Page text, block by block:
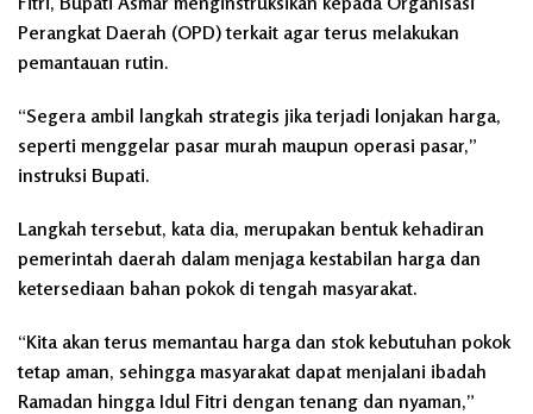
Perangkat Daerah (OPD) terkait agar terus melakukan
pemantauan rutin.
“Segera ambil langkah strategis jika terjadi lonjakan harga,
seperti menggelar pasar murah maupun operasi pasar,”
instruksi Bupati.
Langkah tersebut, kata dia, merupakan bentuk kehadiran
pemerintah daerah dalam menjaga kestabilan harga dan
ketersediaan bahan pokok di tengah masyarakat.
“Kita akan terus memantau harga dan stok kebutuhan pokok
tetap aman, sehingga masyarakat dapat menjalani ibadah
Ramadan hingga Idul Fitri dengan tenang dan nyaman,”